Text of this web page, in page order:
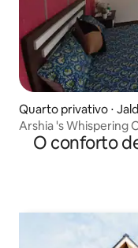
Quarto privativo ⋅
Arshia 's Whispering
O conforto